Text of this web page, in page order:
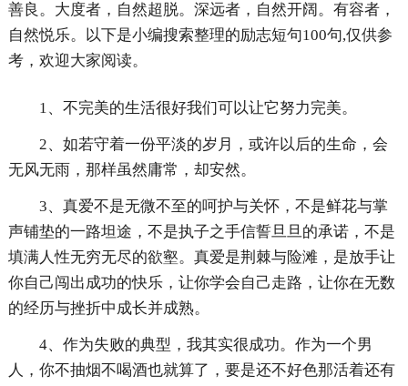
善良。大度者，自然超脱。深远者，自然开阔。有容者，
自然悦乐。以下是小编搜索整理的励志短句100句,仅供参
考，欢迎大家阅读。
1、不完美的生活很好我们可以让它努力完美。
2、如若守着一份平淡的岁月，或许以后的生命，会
无风无雨，那样虽然庸常，却安然。
3、真爱不是无微不至的呵护与关怀，不是鲜花与掌
声铺垫的一路坦途，不是执子之手信誓旦旦的承诺，不是
填满人性无穷无尽的欲壑。真爱是荆棘与险滩，是放手让
你自己闯出成功的快乐，让你学会自己走路，让你在无数
的经历与挫折中成长并成熟。
4、作为失败的典型，我其实很成功。作为一个男
人，你不抽烟不喝酒也就算了，要是还不好色那活着还有